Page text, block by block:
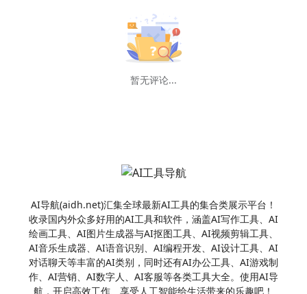
暂无评论...
AI导航(aidh.net)汇集全球最新AI工具的集合类展示平台！
收录国内外众多好用的AI工具和软件，涵盖AI写作工具、AI
绘画工具、AI图片生成器与AI抠图工具、AI视频剪辑工具、
AI音乐生成器、AI语音识别、AI编程开发、AI设计工具、AI
对话聊天等丰富的AI类别，同时还有AI办公工具、AI游戏制
作、AI营销、AI数字人、AI客服等各类工具大全。使用AI导
航，开启高效工作、享受人工智能给生活带来的乐趣吧！